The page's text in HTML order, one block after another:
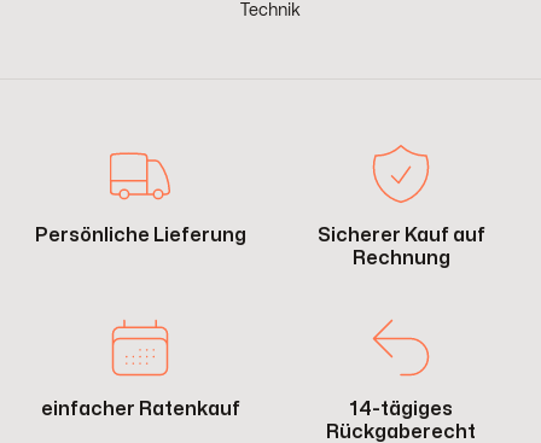
Technik
Persönliche Lieferung
Sicherer Kauf auf
Rechnung
einfacher Ratenkauf
14-tägiges
Rückgaberecht